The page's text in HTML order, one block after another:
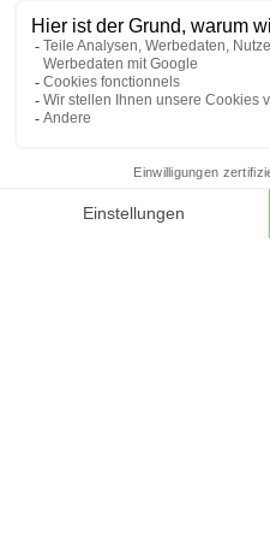
INFORMATIONEN
Kontaktieren Sie uns